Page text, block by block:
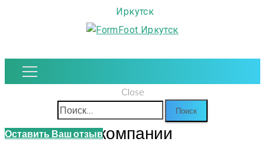
Иркутск
Close
Найти:
Отзывы о компании
Оставить Ваш отзыв